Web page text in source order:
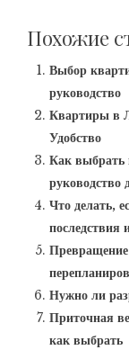
Похожие
Выбор
руководство
Квартиры в
Удобство
Как выбрать
руководство
Что делать,
последствия
Превращение
Нужно ли
Приточная
как выбрать